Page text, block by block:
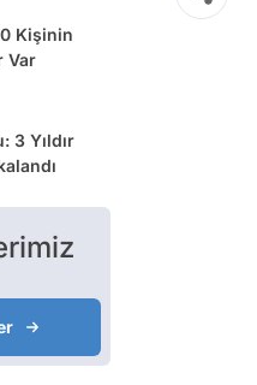
Kişinin
Var
3 Yıldır